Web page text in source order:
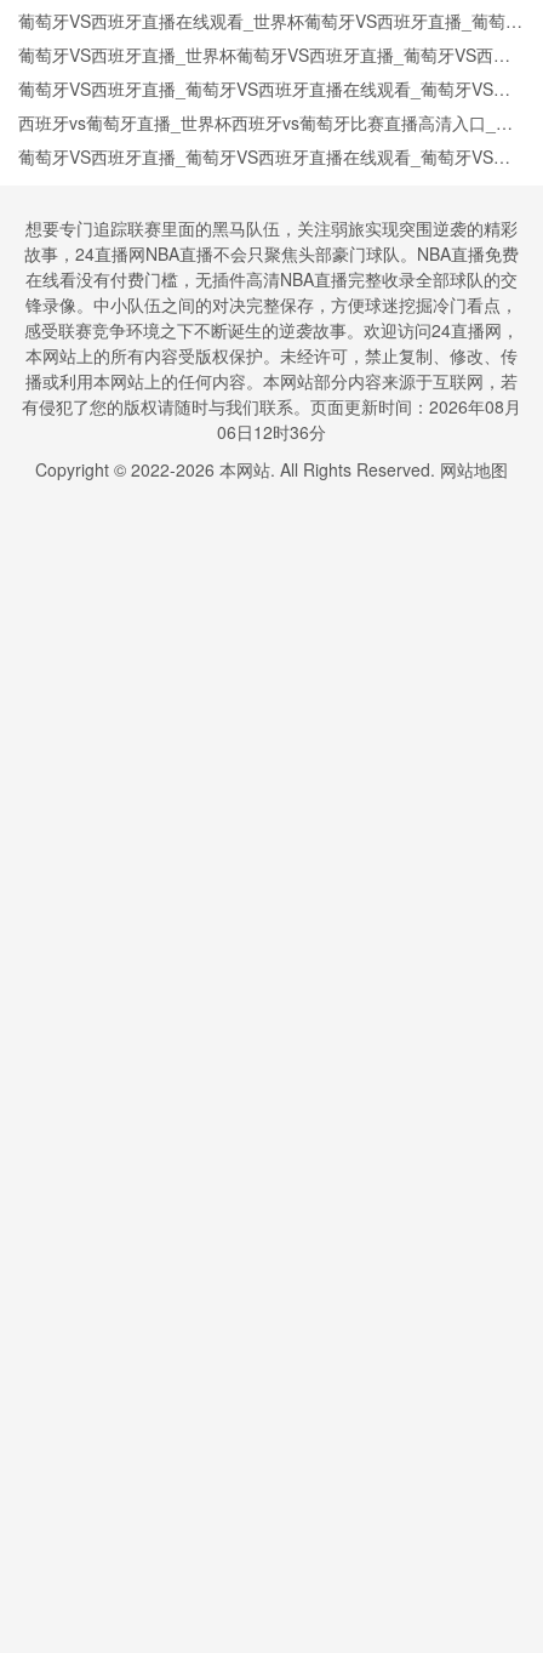
班牙实时全场直播入口
葡萄牙VS西班牙直播在线观看_世界杯葡萄牙VS西班牙直播_葡萄牙
VS西班牙比赛观看直达入口
葡萄牙VS西班牙直播_世界杯葡萄牙VS西班牙直播_葡萄牙VS西班
牙在线高清直播
葡萄牙VS西班牙直播_葡萄牙VS西班牙直播在线观看_葡萄牙VS西
班牙实时全场直播入口
西班牙vs葡萄牙直播_世界杯西班牙vs葡萄牙比赛直播高清入口_西
班牙vs葡萄牙预测分析直播
葡萄牙VS西班牙直播_葡萄牙VS西班牙直播在线观看_葡萄牙VS西
想要专门追踪联赛里面的黑马队伍，关注弱旅实现突围逆袭的精彩
故事，24直播网NBA直播不会只聚焦头部豪门球队。NBA直播免费
在线看没有付费门槛，无插件高清NBA直播完整收录全部球队的交
锋录像。中小队伍之间的对决完整保存，方便球迷挖掘冷门看点，
感受联赛竞争环境之下不断诞生的逆袭故事。欢迎访问24直播网，
本网站上的所有内容受版权保护。未经许可，禁止复制、修改、传
播或利用本网站上的任何内容。本网站部分内容来源于互联网，若
有侵犯了您的版权请随时与我们联系。页面更新时间：2026年08月
06日12时36分
Copyright © 2022-2026 本网站. All Rights Reserved. 网站地图